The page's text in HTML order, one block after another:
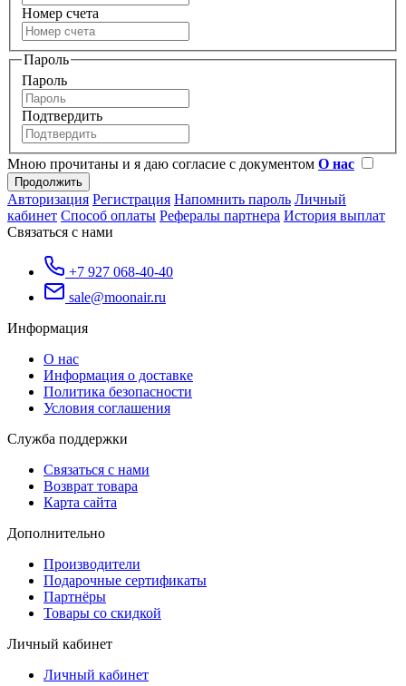
Номер счета
Пароль
Пароль
Подтвердить
Мною прочитаны и я даю согласие с документом О нас
Авторизация Регистрация Напомнить пароль Личный
кабинет Способ оплаты Рефералы партнера История выплат
Связаться с нами
+7 927 068-40-40
sale@moonair.ru
Информация
О нас
Информация о доставке
Политика безопасности
Условия соглашения
Служба поддержки
Связаться с нами
Возврат товара
Карта сайта
Дополнительно
Производители
Подарочные сертификаты
Партнёры
Товары со скидкой
Личный кабинет
Личный кабинет